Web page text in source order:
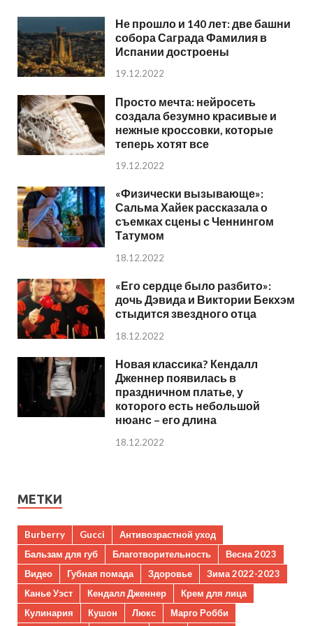
Не прошло и 140 лет: две башни
собора Саграда Фамилия в
Испании достроены
19.12.2022
Просто мечта: нейросеть
создала безумно красивые и
нежные кроссовки, которые
теперь хотят все
19.12.2022
«Физически вызывающе»:
Сальма Хайек рассказала о
съемках сцены с Ченнингом
Татумом
18.12.2022
«Его сердце было разбито»:
дочь Дэвида и Виктории Бекхэм
стыдится звездного отца
18.12.2022
Новая классика? Кендалл
Дженнер появилась в
праздничном платье, у
которого есть небольшой
нюанс – его длина
18.12.2022
МЕТКИ
Burberry Gucci
Антивозрастной уход
Бальзам для губ
Благотворительность
Весна 2023
Видео
Губная помада Здоровье
Зима 2022-2023
Канье Уэст
Кендалл Дженнер
Крем для лица
Кулинария
Кушон Люкс
Марго Робби